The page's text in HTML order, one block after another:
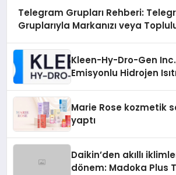
Telegram Grupları Rehberi:
Gruplarıyla Markanızı veya
Kleen-Hy-Dro-Gen
Emisyonlu Hidrojen
Marie Rose kozmetik
yaptı
Daikin’den akıllı
dönem: Madoka Plus